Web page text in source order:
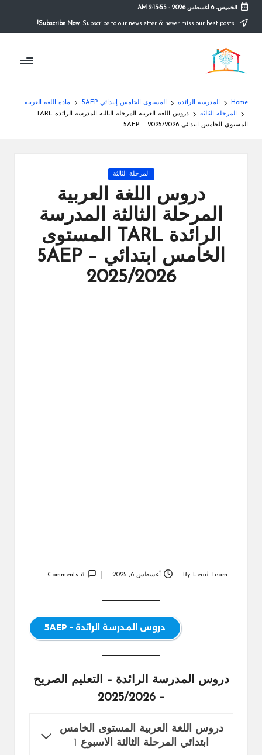
content
الخميس، 6 أغسطس 2026 -
2:15:55 AM
Subscribe Now!
م
و
ق
ع
التعليم
الصريح
Home المدرسة الرائدة المستوى الخامس إبتدائي 5AEP
مادة اللغة العربية
المرحلة الثالثة
دروس اللغة العربية المرحلة الثالثة المدرسة الرائدة TARL
المستوى الخامس ابتدائي 5AEP – 2025/2026
Posted
in
المرحلة الثالثة
دروس اللغة العربية
المرحلة الثالثة المدرسة
الرائدة TARL المستوى
الخامس ابتدائي 5AEP –
2025/2026
By Lead Team أغسطس 6, 2025 8 Comments
دروس المدرسة الرائدة – 5AEP
دروس المدرسة الرائدة – التعليم الصريح
– 2025/2026
دروس اللغة العربية المستوى الخامس
ابتدائي المرحلة الثالثة الاسبوع 1